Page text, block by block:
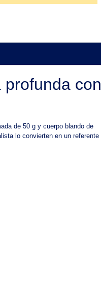
con
de 50 g y cuerpo blando de
lo convierten en un referente